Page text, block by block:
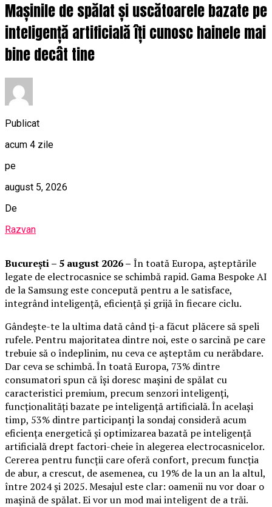
Mașinile de spălat și uscătoarele bazate pe
inteligență artificială îți cunosc hainele mai
bine decât tine
Publicat
acum 4 zile
pe
august 5, 2026
De
Razvan
București – 5 august 2026 – În toată Europa, așteptările
legate de electrocasnice se schimbă rapid. Gama Bespoke AI
de la Samsung este concepută pentru a le satisface,
integrând inteligență, eficiență și grijă în fiecare ciclu.
Gândește-te la ultima dată când ți-a făcut plăcere să speli
rufele. Pentru majoritatea dintre noi, este o sarcină pe care
trebuie să o îndeplinim, nu ceva ce așteptăm cu nerăbdare.
Dar ceva se schimbă. În toată Europa, 73% dintre
consumatori spun că își doresc mașini de spălat cu
caracteristici premium, precum senzori inteligenți,
funcționalități bazate pe inteligență artificială. În același
timp, 53% dintre participanți la sondaj consideră acum
eficiența energetică și optimizarea bazată pe inteligență
artificială drept factori-cheie în alegerea electrocasnicelor.
Cererea pentru funcții care oferă confort, precum funcția
de abur, a crescut, de asemenea, cu 19% de la un an la altul,
între 2024 și 2025. Mesajul este clar: oamenii nu vor doar o
mașină de spălat. Ei vor un mod mai inteligent de a trăi.